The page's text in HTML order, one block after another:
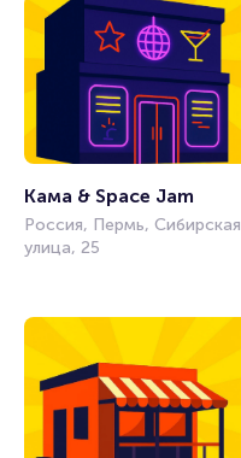
Кама & Space Jam
Россия, Пермь, Сибирская
улица, 25